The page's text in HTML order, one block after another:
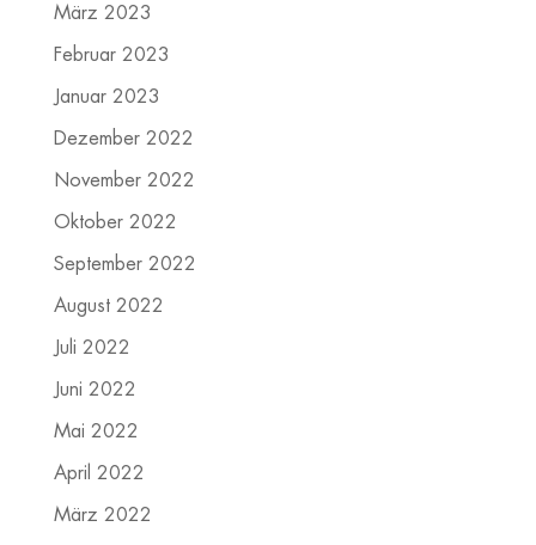
März 2023
Februar 2023
Januar 2023
Dezember 2022
November 2022
Oktober 2022
September 2022
August 2022
Juli 2022
Juni 2022
Mai 2022
April 2022
März 2022